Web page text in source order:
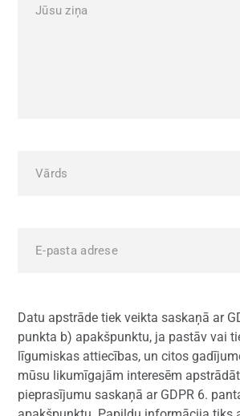
Datu apstrāde tiek veikta saskaņā ar
punkta b) apakšpunktu, ja pastāv vai
līgumiskas attiecības, un citos
mūsu likumīgajām interesēm
pieprasījumu saskaņā ar GDPR 6.